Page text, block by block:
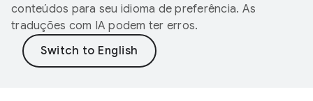
conteúdos para seu idioma de preferência. As
traduções com IA podem ter erros.